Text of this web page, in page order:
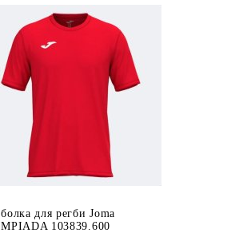
для регби Joma
103839.600